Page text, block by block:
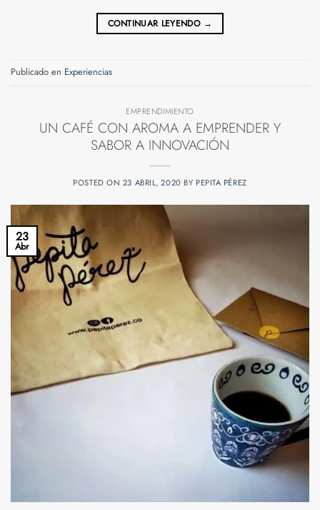
CONTINUAR LEYENDO →
Publicado en Experiencias
EMPRENDIMIENTO
UN CAFÉ CON AROMA A EMPRENDER Y
SABOR A INNOVACIÓN
POSTED ON 23 ABRIL, 2020 BY PEPITA PÉREZ
23
Abr